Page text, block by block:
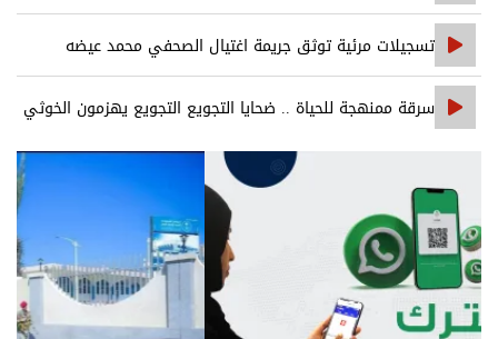
تسجيلات مرئية توثق جريمة اغتيال الصحفي محمد عيضه
سرقة ممنهجة للحياة .. ضحايا التجويع التجويع يهزمون الخوثي